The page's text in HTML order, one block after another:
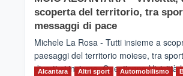
la
Supermaratona
scoperta del territorio, tra
messaggi di pace
Michele La Rosa - Tutti insieme a
paesaggi del territorio moiese, tra
divertirsi insieme. Quest'anno Vivicittà
Alcantara Altri sport Automobilismo